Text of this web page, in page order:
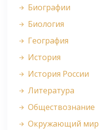
Биографии
Биология
География
История
История России
Литература
Обществознание
Окружающий мир